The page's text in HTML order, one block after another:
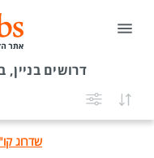
דרושים
שדרוג